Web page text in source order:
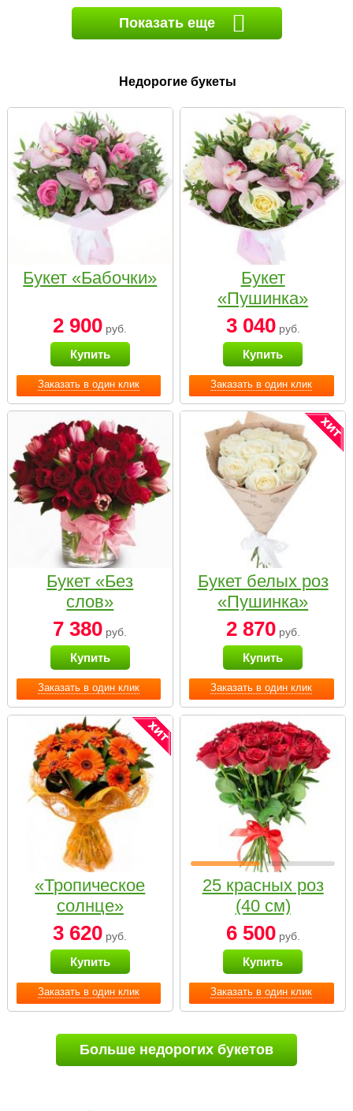
Показать еще
Недорогие букеты
Заказать в один клик
Букет «Бабочки»
2 900 руб.
Купить
Заказать в один клик
Букет
«Пушинка»
3 040руб.
Купить
Заказать в один клик
Букет «Без
слов»
7 380 руб.
Купить
Заказать в один клик
Букет белых роз
«Пушинка»
2 870руб.
Купить
Заказать в один клик
«Тропическое
солнце»
3 620 руб.
Купить
Заказать в один клик
25 красных роз
(40 см)
6 500руб.
Купить
Больше недорогих букетов